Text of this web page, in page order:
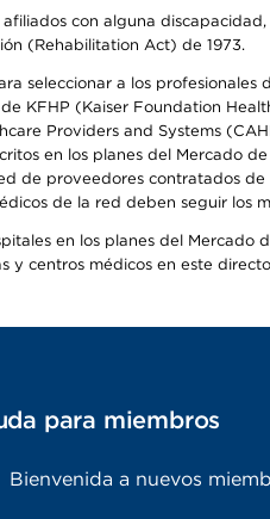
con alguna
(Rehabilitation Act) de 1973.
seleccionar a los
KFHP (Kaiser Foundation
Providers and Systems
en los planes del Mercado
proveedores contratados
de la red deben seguir los
en los planes del Mercado
centros médicos en este
para miembros
Bienvenida a nuevos